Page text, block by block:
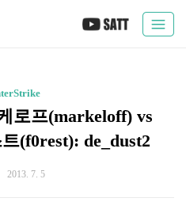
로프(markeloff) vs
(f0rest): de_dust2
2013. 7. 5